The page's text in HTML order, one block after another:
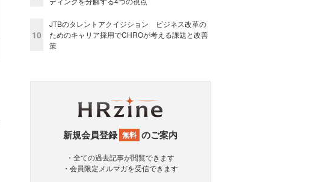
10
JTBのタレントアクイジション ビジネス改革の
ためのキャリア採用でCHROが考える課題と改善
策
新規会員登録 無料 のご案内
・全ての過去記事が閲覧できます
・会員限定メルマガを受信できます